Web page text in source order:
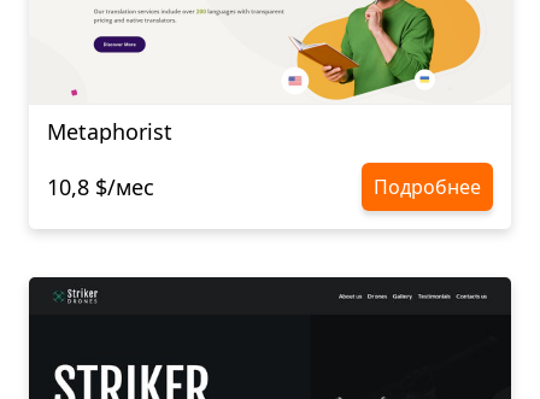
Metaphorist
10,8 $/мес
Подробнее